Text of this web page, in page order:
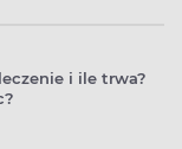
i ile trwa?